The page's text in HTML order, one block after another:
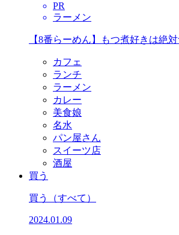
PR
ラーメン
【8番らーめん】もつ煮好きは絶
カフェ
ランチ
ラーメン
カレー
美食娘
名水
パン屋さん
スイーツ店
酒屋
買う
買う （すべて）
2024.01.09